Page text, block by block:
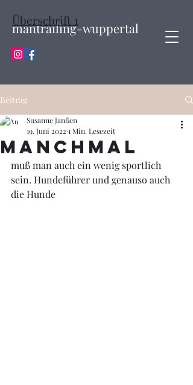
mantrailing-wuppertal
Überschrift 1
Beitrag
manchmal
Susanne Janßen
19. Juni 2022 1 Min. Lesezeit
muß man auch ein wenig sportlich
sein. Hundeführer und genauso auch
die Hunde